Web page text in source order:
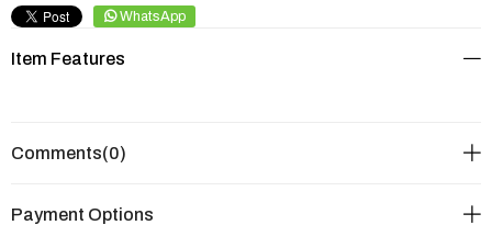
WhatsApp
Item Features
Comments(0)
Payment Options